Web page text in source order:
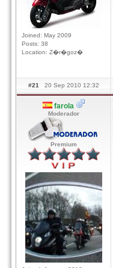
Joined: May 2009
Posts: 38
Location: Z�r�goz�
#21 20 Sep 2010 12:32
farola
Moderador
Premium